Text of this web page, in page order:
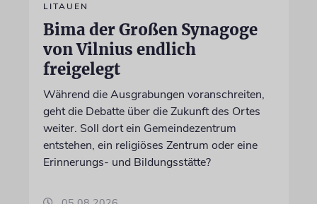
LITAUEN
Bima der Großen Synagoge
von Vilnius endlich
freigelegt
Während die Ausgrabungen voranschreiten,
geht die Debatte über die Zukunft des Ortes
weiter. Soll dort ein Gemeindezentrum
entstehen, ein religiöses Zentrum oder eine
Erinnerungs- und Bildungsstätte?